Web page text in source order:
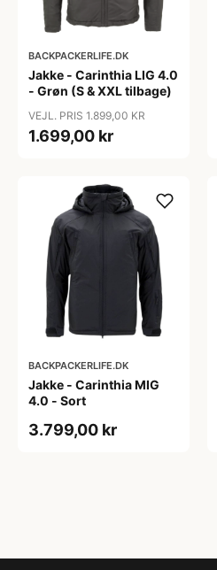
BACKPACKERLIFE.DK
Jakke - Carinthia LIG 4.0
- Grøn (S & XXL tilbage)
VEJL. PRIS 1.899,00 KR
1.699,00 kr
BACKPACKERLIFE.DK
Jakke - Carinthia MIG
4.0 - Sort
3.799,00 kr